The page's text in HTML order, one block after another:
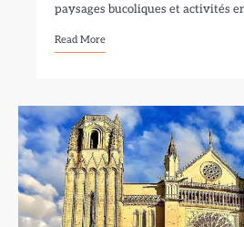
paysages bucoliques et activités
Read More